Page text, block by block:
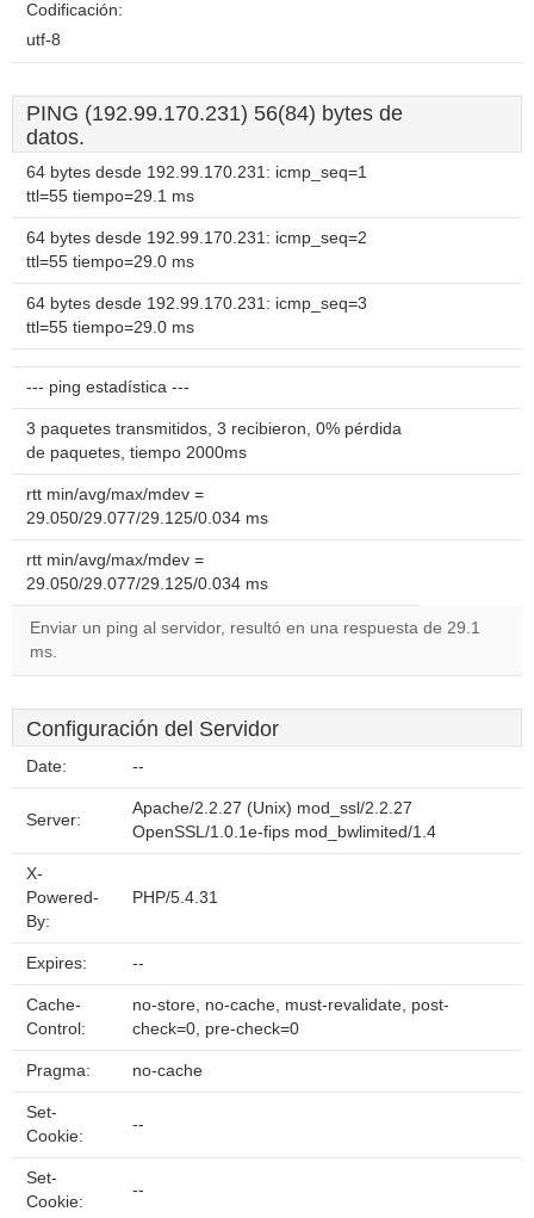
Codificación:
utf-8
PING (192.99.170.231) 56(84) bytes de
datos.
64 bytes desde 192.99.170.231: icmp_seq=1
ttl=55 tiempo=29.1 ms
64 bytes desde 192.99.170.231: icmp_seq=2
ttl=55 tiempo=29.0 ms
64 bytes desde 192.99.170.231: icmp_seq=3
ttl=55 tiempo=29.0 ms
--- ping estadística ---
3 paquetes transmitidos, 3 recibieron, 0% pérdida
de paquetes, tiempo 2000ms
rtt min/avg/max/mdev =
29.050/29.077/29.125/0.034 ms
rtt min/avg/max/mdev =
29.050/29.077/29.125/0.034 ms
Enviar un ping al servidor, resultó en una respuesta de 29.1
ms.
Configuración del Servidor
Date: --
Server:
Apache/2.2.27 (Unix) mod_ssl/2.2.27
OpenSSL/1.0.1e-fips mod_bwlimited/1.4
X-
Powered-
By:
PHP/5.4.31
Expires: --
Cache-
Control:
no-store, no-cache, must-revalidate, post-
check=0, pre-check=0
Pragma: no-cache
Set-
Cookie:
--
Set-
Cookie:
--